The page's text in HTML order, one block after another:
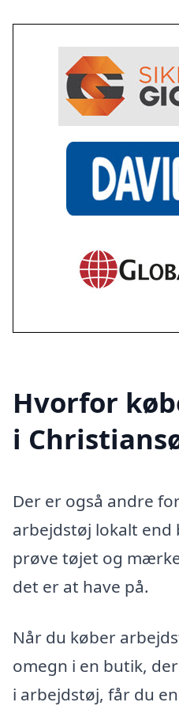
Hvorfor
i
Der er også andre
arbejdstøj lokalt end
prøve tøjet og
det er at have på.
Når du køber
omegn i en butik,
i arbejdstøj, får du